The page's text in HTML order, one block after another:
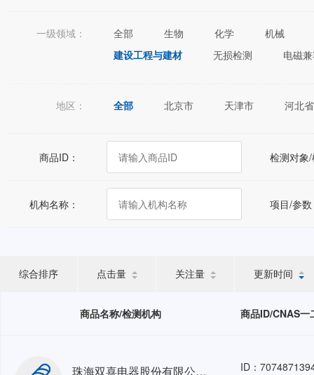
一级领域： 全部 生物 化学
机械
建设工程与建材
无损检测 电磁
地区： 全部 北京市 天津市
河北省
宁夏回族自治区
新疆维吾尔自治区
商品ID： 检测对象
机构名称： 项目/参
综合排序 点击量 关注量 更新时间
商品名称/检测机构 商品ID/CNAS一
珠海双喜电器股份有限公司结构安全评估人力外包-HRO GZ-202605-1 ID：